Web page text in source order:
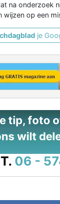
na onderzoek
wijzen op een
je
tip, foto
wilt
T. 06 -